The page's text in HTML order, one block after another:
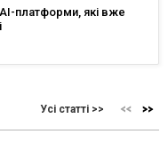
платформи, які вже
Усі статті >>